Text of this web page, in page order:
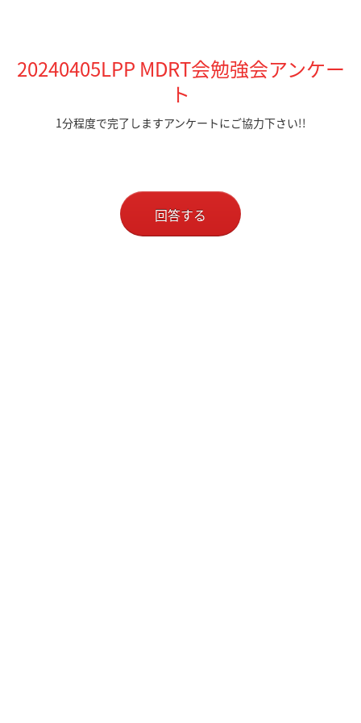
20240405LPP MDRT会勉強会アンケー
ト
1分程度で完了しますアンケートにご協力下さい!!
回答する